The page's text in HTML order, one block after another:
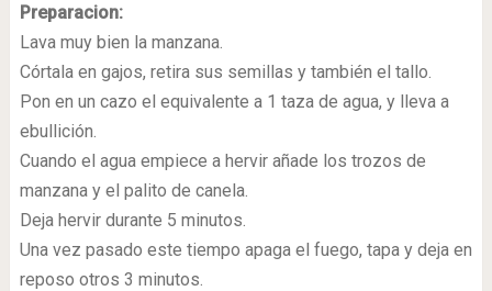
Preparacion:
Lava muy bien la manzana.
Córtala en gajos, retira sus semillas y también el tallo.
Pon en un cazo el equivalente a 1 taza de agua, y lleva a
ebullición.
Cuando el agua empiece a hervir añade los trozos de
manzana y el palito de canela.
Deja hervir durante 5 minutos.
Una vez pasado este tiempo apaga el fuego, tapa y deja en
reposo otros 3 minutos.